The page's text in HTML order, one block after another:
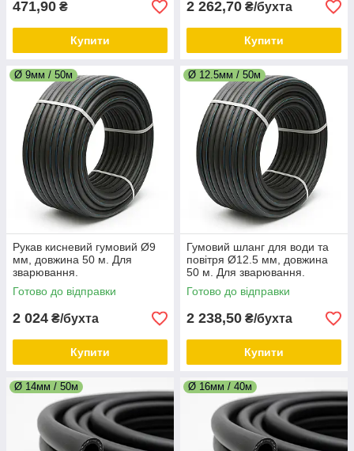
471,90 ₴
Купити
2 262,70 ₴/бухта
Купити
Ø 9мм / 50м
Рукав кисневий гумовий Ø9
мм, довжина 50 м. Для
зварювання.
Готово до відправки
2 024 ₴/бухта
Купити
Ø 12.5мм / 50м
Гумовий шланг для води та
повітря Ø12.5 мм, довжина
50 м. Для зварювання.
Готово до відправки
2 238,50 ₴/бухта
Купити
Ø 14мм / 50м Ø 16мм / 40м